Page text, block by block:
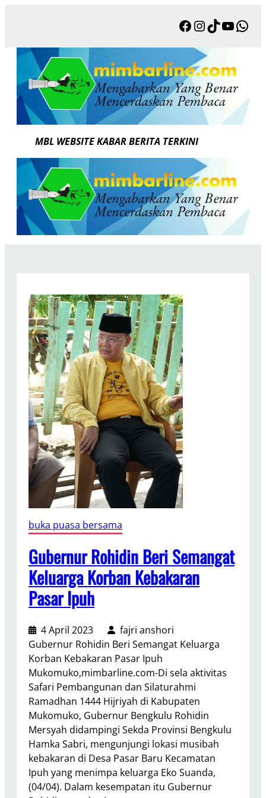
Facebook
Instagram
TikTok
MBL WEBSITE KABAR BERITA TERKINI
buka puasa bersama
Gubernur Rohidin Beri Semangat
Keluarga Korban Kebakaran
Pasar Ipuh
4 April 2023
fajri anshori
Gubernur Rohidin Beri Semangat Keluarga
Korban Kebakaran Pasar Ipuh
Mukomuko,mimbarline.com-Di sela aktivitas
Safari Pembangunan dan Silaturahmi
Ramadhan 1444 Hijriyah di Kabupaten
Mukomuko, Gubernur Bengkulu Rohidin
Mersyah didampingi Sekda Provinsi Bengkulu
Hamka Sabri, mengunjungi lokasi musibah
kebakaran di Desa Pasar Baru Kecamatan
Ipuh yang menimpa keluarga Eko Suanda,
(04/04). Dalam kesempatan itu Gubernur